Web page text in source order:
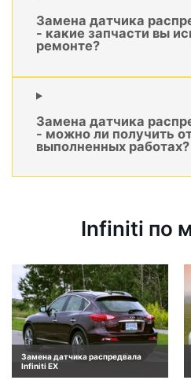
Замена датчика
- какие запчасти вы
ремонте?
Замена датчика
- можно ли получить
выполненных работах?
Infiniti по
Замена датчика распредвала
Infiniti EX